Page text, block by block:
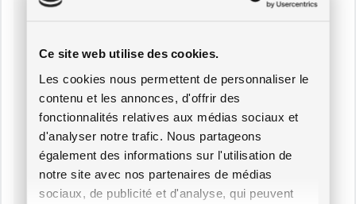
Ce site web utilise des cookies.
Les cookies nous permettent de personnaliser le
contenu et les annonces, d'offrir des
fonctionnalités relatives aux médias sociaux et
d'analyser notre trafic. Nous partageons
également des informations sur l'utilisation de
notre site avec nos partenaires de médias
sociaux, de publicité et d'analyse, qui peuvent